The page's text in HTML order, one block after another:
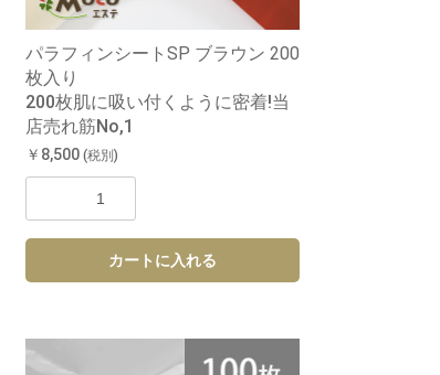
パラフィンシートSP ブラウン 200
枚入り
200枚肌に吸い付くように密着!当
店売れ筋No,1
￥8,500 (税別)
カートに入れる